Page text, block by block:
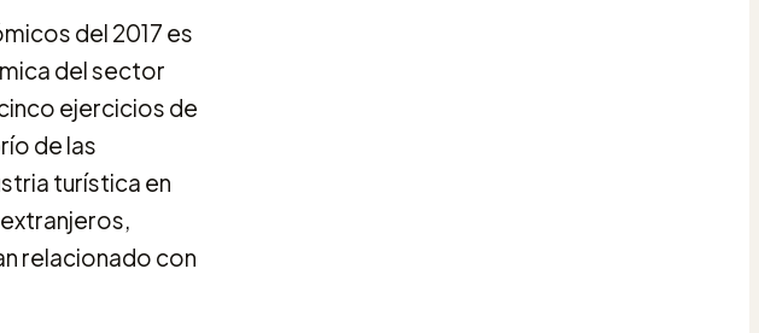
del 2017 es
del sector
ejercicios de
de las
turística en
relacionado con